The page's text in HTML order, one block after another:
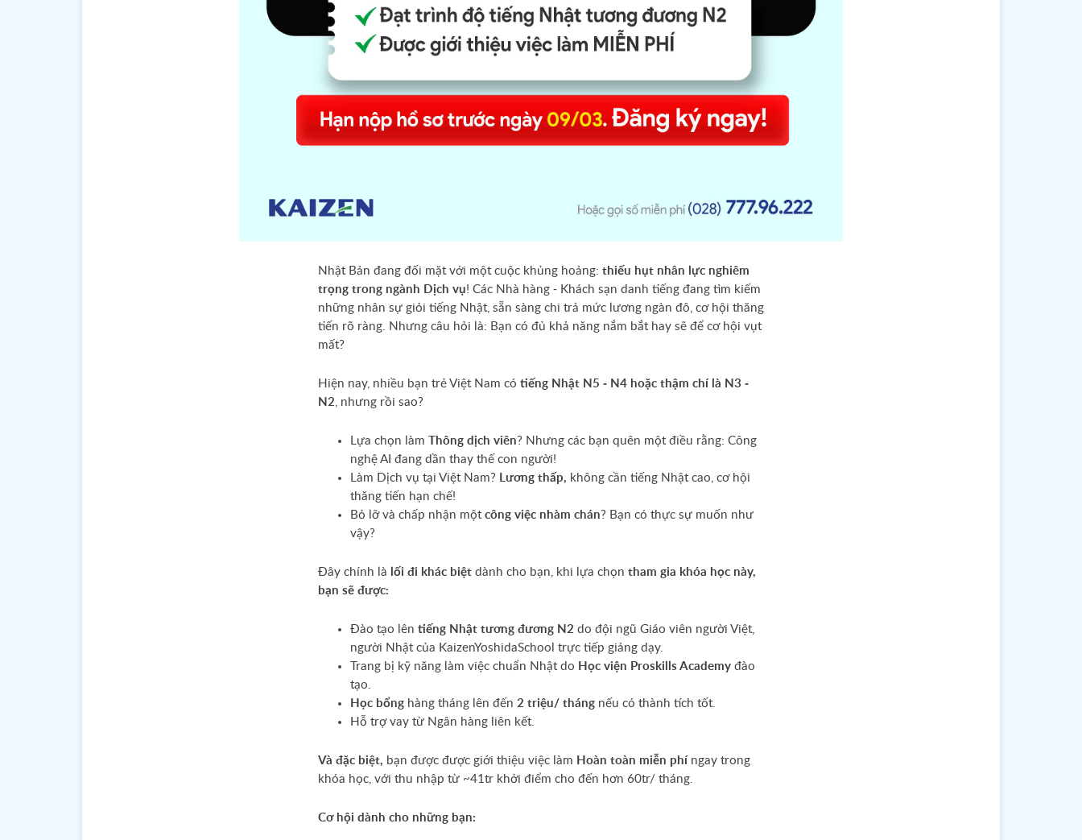
Nhật Bản đang đối mặt với một cuộc khủng hoảng: thiếu hụt nhân lực nghiêm
trọng trong ngành Dịch vụ! Các Nhà hàng - Khách sạn danh tiếng đang tìm kiếm
những nhân sự giỏi tiếng Nhật, sẵn sàng chi trả mức lương ngàn đô, cơ hội thăng
tiến rõ ràng. Nhưng câu hỏi là: Bạn có đủ khả năng nắm bắt hay sẽ để cơ hội vụt
mất?
Hiện nay, nhiều bạn trẻ Việt Nam có tiếng Nhật N5 - N4 hoặc thậm chí là N3 -
N2, nhưng rồi sao?
Lựa chọn làm Thông dịch viên? Nhưng các bạn quên một điều rằng: Công
nghệ AI đang dần thay thế con người!
Làm Dịch vụ tại Việt Nam? Lương thấp, không cần tiếng Nhật cao, cơ hội
thăng tiến hạn chế!
Bỏ lỡ và chấp nhận một công việc nhàm chán? Bạn có thực sự muốn như
vậy?
Đây chính là lối đi khác biệt dành cho bạn, khi lựa chọn tham gia khóa học này,
bạn sẽ được:
Đào tạo lên tiếng Nhật tương đương N2 do đội ngũ Giáo viên người Việt,
người Nhật của KaizenYoshidaSchool trực tiếp giảng dạy.
Trang bị kỹ năng làm việc chuẩn Nhật do Học viện Proskills Academyđào
tạo.
Học bổnghàng tháng lên đến 2 triệu/ thángnếu có thành tích tốt.
Hỗ trợ vay từ Ngân hàng liên kết.
Và đặc biệt, bạn được được giới thiệu việc làm Hoàn toàn miễn phíngay trong
khóa học, với thu nhập từ ~41tr khởi điểm cho đến hơn 60tr/ tháng.
Cơ hội dành cho những bạn: